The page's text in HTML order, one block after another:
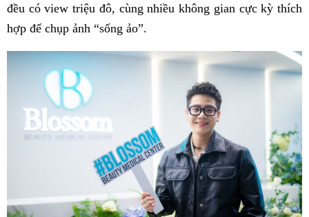
đều có view triệu đô, cùng nhiều không gian cực kỳ thích
hợp để chụp ảnh “sống ảo”.